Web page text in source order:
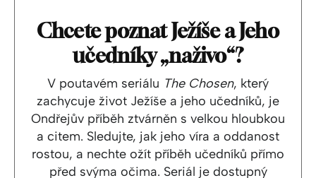
Chcete poznat Ježíše a Jeho
učedníky „naživo“?
V poutavém seriálu The Chosen, který
zachycuje život Ježíše a jeho učedníků, je
Ondřejův příběh ztvárněn s velkou hloubkou
a citem. Sledujte, jak jeho víra a oddanost
rostou, a nechte ožít příběh učedníků přímo
před svýma očima. Seriál je dostupný